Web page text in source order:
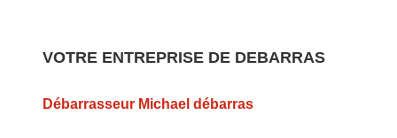
VOTRE ENTREPRISE DE DEBARRAS
Débarrasseur Michael débarras